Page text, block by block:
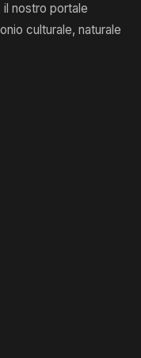
nostro portale
culturale, naturale